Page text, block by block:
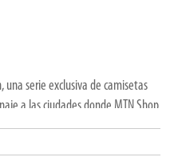
una serie exclusiva de camisetas
a las ciudades donde MTN Shop
de lugares como Barcelona,